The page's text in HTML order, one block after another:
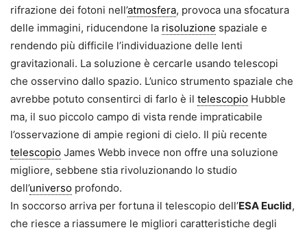
rifrazione dei fotoni nell’atmosfera, provoca una sfoca­tura
delle immagini, riducendone la risoluzione spaziale e
rendendo più difficile l’individuazione delle lenti
gravitazionali. La soluzione è cercar­le usando telescopi
che osservino dallo spazio. L’unico strumento spa­ziale che
avrebbe potuto consentirci di farlo è il telescopio Hubble
ma, il suo piccolo campo di vista ren­de impraticabile
l’osservazione di ampie regioni di cielo. Il più recente
telescopio James Webb invece non offre una soluzione
migliore, seb­bene stia rivoluzionando lo studio
dell’universo profondo.
In soccorso arriva per fortuna il tele­scopio dell’ESA Euclid,
che riesce a riassumere le migliori caratteristi­che degli